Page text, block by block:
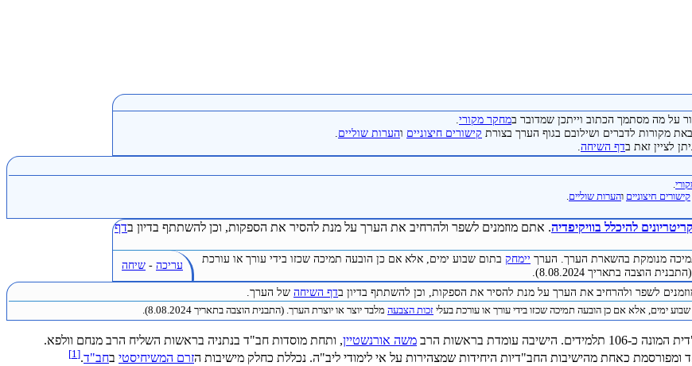
על מה מסתמך הכתוב וייתכן שמדובר במחקר מקורי.
מקורות לדברים ושילובם בגוף הערך בצורת קישורים חיצוניים והערות שוליים.
לציין זאת בדף השיחה.
.
קישורים חיצוניים והערות שוליים.
קריטריונים להיכלל בוויקיפדיה. אתם מוזמנים לשפר ולהרחיב את הערך על מנת להסיר את הספקות, וכן להשתתף בדיון בדף
תמיכה מנומקת בהשארת הערך. הערך יימחק בתום שבוע ימים, אלא אם כן הובעה תמיכה שכזו בידי עורך או עורכת
הוצבה בתאריך 8.08.2024).
עריכה - שיחה
לשפר ולהרחיב את הערך על מנת להסיר את הספקות, וכן להשתתף בדיון בדף השיחה של הערך.
ימים, אלא אם כן הובעה תמיכה שכזו בידי עורך או עורכת בעלי זכות הצבעה מלבד יוצר או יוצרת הערך. (התבנית הוצבה בתאריך 8.08.2024).
משה אורנשטיין, ותחת מוסדות חב"ד בנתניה בראשות השליח הרב מנחם וולפא.
כאחת מהישיבות החב"דיות היחידות שמצהירות על אי לימודי ליב"ה. נכללת כחלק מישיבות הזרם המשיחיסטי בחב"ד.
[
1
]